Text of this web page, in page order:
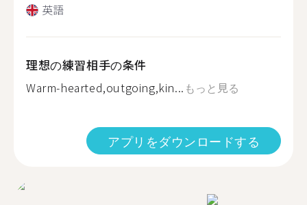
英語
理想の練習相手の条件
Warm-hearted,outgoing,kin... もっと見る
アプリをダウンロードする